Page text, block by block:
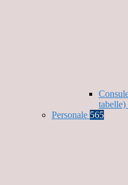
tabelle)
Personale 565